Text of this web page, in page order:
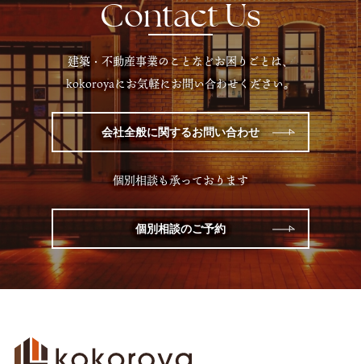
Contact Us
建築・不動産事業のことなどお困りごとは、
kokoroyaにお気軽にお問い合わせください。
会社全般に関するお問い合わせ
個別相談も承っております
個別相談のご予約